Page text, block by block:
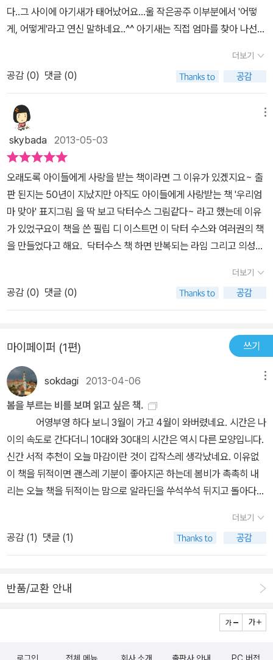
특이합니다. 미운오리새끼 동화가 생각나는데요 기러기둥지에서 알
에서 깨어나 처음 본 기러기 엄마가 자기 엄마인줄 알고 기러기 형제
들이 자기 형제들인줄로만 알고 있듯이 이책에서도 아기새가 엄마새
가 먹이를 구하러 나간 동안 알에서 깨어나 엄마를 찾아 다니는 여정
는 비행기, 고장난 자동차 마지막 뿌아앙 소리를 내는 포크레인 까지
도 엄마냐고 물어보면서 애타게 엄마를 찾습니다. 큰소리를 울리는
뿌아앙 포크레인의 도움으로 아기새는 마지막엔 포근한 아기새의 둥
지로 다시 올라가게 됩니다. 그리고 마침 먹이를 가지고 온 어미새가
돌아와 아기새에게 묻습니다. 어미새인양 저도 같이 물어 봐요 우리
아이의 눈을 보면서 “내가 누군지 알겠니?” 하고 묻자 “응, 알아! 고
양이도 아니고 닭도 아니고 개도 아니고 소도 아니고 배도 아니고 비
행기도 아니고 뿌아앙도 아닌 새야 우리 엄마 맞아!” 하고 우리 아이
도 같이 대답을 합니다. 오늘 저녁에 어떤책 읽을까? 물어보면 우리
다..그 사이에 아기새가 태어났어요...울 작은공주 이부분에서 '어떻
게, 어떻게'라고 연신 말하네요..^^ 아기새는 직접 엄마를 찾아 나선답
라고해요..아기새는 끝까지 포기하지않고 다시 엄마를 찾으러 다니
죠.. 낡은 자동차, 배, 비행기, 뿌아앙에게도 엄마냐고 물어본답니다..
그런데 뿌아양은 아기새를 번쩍 들어서 둥지에 살포시 내려준답니
다..우리 아기새는 엄마를 찾을까요?? 엄마를 찾아나서는 용감한 아
기새~~ 그리고 끝까지 포기하지않고 엄마를 찾는 아기새~~아이들
한테 용기와 끈기 두가지를 알려줄 수 있는 책인것 같아요..귀여운 아
기새가 엄마를 못찾아서 책에서 눈을 떼지 못하는 작은 공주는..끝부
분까지 진득하니 옆에 앉아서 책을 보았답니다.. 책을 다 본후에는 '우
리 엄마 맞아?'라는 말을 연신 하더라구요..ㅋㅋ인형가지고 놀면서도
'우리 엄마 맞아?'라고 언니랑 놀고,하루에도 몇번씩 책을 꺼내서 보
네요.. 뒷표지에 보면 책에 대한 짧은 소개들이 있는데, 작가 필립 디
이스트먼의 '우리 엄마 맞아?'는 처음 나온지 50년이 넘은 지금까지
도 가장 널리 읽히는 대표작이라네요...간결하고 짧은 문장속에 아이
들이 눈을 못떼는것 같아요.. 엄마가 억지로 골라서 읽는 책이 아니라
말을 입에 달고 살것 같네요..재미있는 책 아이랑 즐겁게 읽을수 있을
것 같아요..
더보기
공감 (0) 댓글 (0)
skybada 2013-05-03
오래도록 아이들에게 사랑을 받는 책이라면 그 이유가 있겠지요~ 출
판 된지는 50년이 지났지만 아직도 아이들에게 사랑받는 책 '우리엄
마 맞아' 표지그림 을 딱 보고 닥터수스 그림같다~ 라고 했는데 이유
가 있었구요이 책을 쓴 필립 디 이스트먼 이 닥터 수스와 여러권의 책
을 만들었다고 해요. 닥터수스 책 하면 반복되는 라임 그리고 의성어
요~두 작가분이 함께 작업을 해서 그런지 이 책도 반복되는 라임이
참 재미있는 책이랍니다. 한글판에서는 조금 재미가 덜 할것 같고~
영문판이 우리나라에 소개되어 있는지는 모르겠지만 영문판으로 읽
퍼의 64페이지 책이예요. 조금은 두껍다 느껴졌는데 그림을 펼쳐 보
면 그리 길지 않은 내용이예요. 우리 어릴때 많이 읽었던 꽃들에게 희
망을~ 이런 책들 보면 한페이지에 그림 그리고 한줄의 문장 이런식으
로 되어 있잖아요. 막~~ 정말 만화처럼 한컷 한컷~ '우리엄마 맞
아'는 바로 그 책처럼 한페이지 거의 한줄 정도의 문장으로 이루어져
있어서 읽는 재미 넘기는 재미가 있는 책이랍니다. 50년 전에 나온
이야기 라서 그런지 조금은 고전적인것 같은 그림^^ 색감이 화려 하
지도 않지만 오히려 저는 예전 동화책 보는 느낌이라 그냥 좋아요.표
지도 더 촌스러웠음 더 좋았을텐데^^ 화려 하지 않음 속에 숨겨진 그
그리지 못하지만 그냥 이렇게 정성이 들어가 있는 손으로 그린것 같
은 그림이 예쁘더라구요 바로 옆에 엄마 새를 보고도 엄마가 누구인
지 몰라~ 지나치고 엄마를 찾아 떠나는 아기새. 결국 뿌아앙의 도움
지 50년이 넘은 이야기 인것 만으로 내가 더 좋았던 동화책. 작가는
더보기
공감 (0) 댓글 (0)
마이페이퍼 (1편) 쓰기
sokdagi 2013-04-06
봄을 부르는 비를 보며 읽고 싶은 책.
어영부영 하다 보니 3월이 가고 4월이 와버렸네요. 시간은 나
이의 속도로 간다더니 10대와 30대의 시간은 역시 다른 모양입니다.
신간 서적 추천이 오늘 마감이란 것이 갑작스레 생각났네요. 이유없
이 책을 뒤적이면 괜스레 기분이 좋아지곤 하는데 봄비가 촉촉히 내
리는 오늘 책을 뒤적이는 맘으로 알라딘을 쑤석쑤석 뒤지고 돌아다니
아이에게 설명해 주는 책을 보며 나도 아이와 함께 피카소의 생각을
읽고 싶어 선택해 본 채거 <피카소와 나>가 저의 첫 번째 선택 도서
입니다. 그러다 보니 내친 김에 옛이야기와 미술관을 접목시킨 책이
집스레 골라본 <옛 이야기 들으러 미술관 갈까?>. 이야기를 좋아하
난 마녀가 될 거야>. 착한 아이만 강요하는 우리네 현실에서 마녀가
더보기
공감 (1) 댓글 (1)
반품/교환 안내
로그인 전체 메뉴 회사 소개 출판사 안내 PC 버전